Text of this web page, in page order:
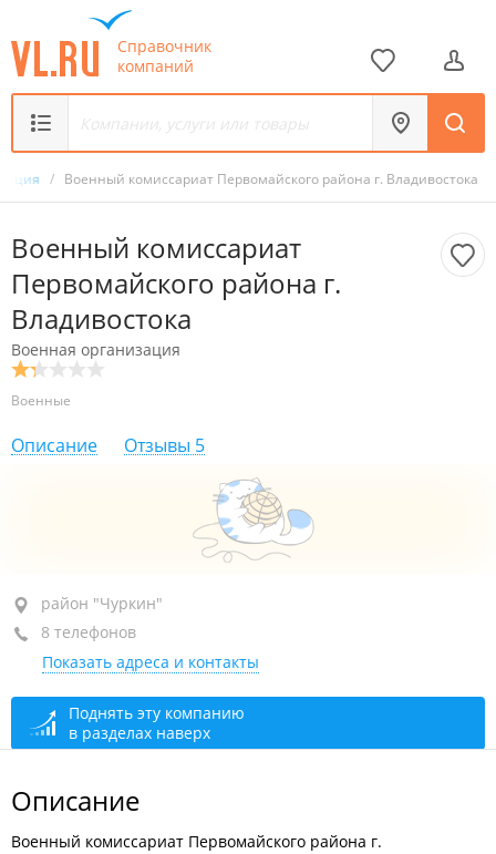
Справочник
компаний
/ Военный комиссариат Первомайского района г. Владивостока
Военный комиссариат
Первомайского района г.
Владивостока
Военная организация
Военные
Описание Отзывы 5
район "Чуркин", ул. Черемуховая, 3
пункт)
+7 (423) 227-44-66 отдел призыва
закрыто, откроется в 08:30
район "Чуркин"
8 телефонов
Показать адреса и контакты
Поднять эту компанию
в разделах наверх
Описание
Военный комиссариат Первомайского района г.